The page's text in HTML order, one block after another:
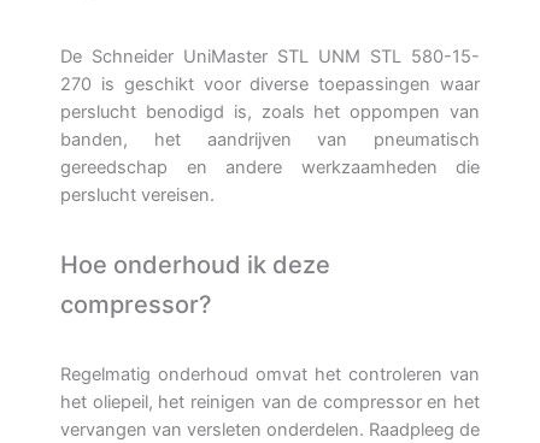
De Schneider UniMaster STL UNM STL 580-15-
270 is geschikt voor diverse toepassingen waar
perslucht benodigd is, zoals het oppompen van
banden, het aandrijven van pneumatisch
gereedschap en andere werkzaamheden die
perslucht vereisen.
Hoe onderhoud ik deze
compressor?
Regelmatig onderhoud omvat het controleren van
het oliepeil, het reinigen van de compressor en het
vervangen van versleten onderdelen. Raadpleeg de